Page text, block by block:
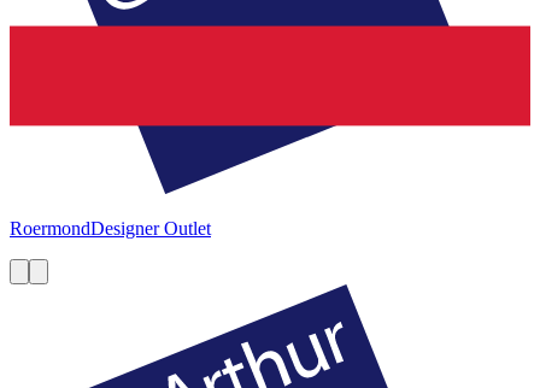
RoermondDesigner Outlet